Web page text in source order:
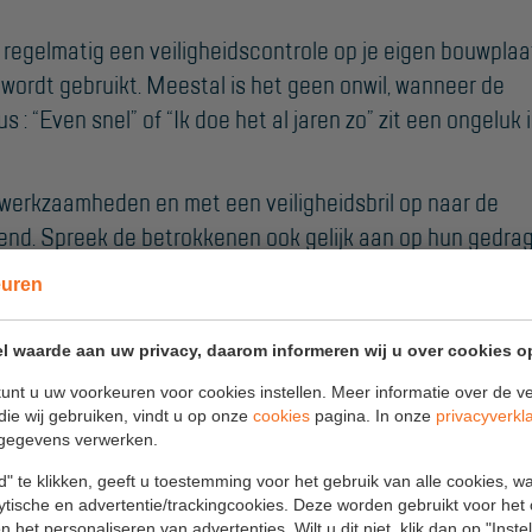
waarde aan uw privacy, daarom informeren wij u over cookies
u uw voorkeuren voor cookies instellen. Meer informatie over de
wij gebruiken, vindt u op onze cookies pagina. In onze
verwerken.
te klikken, geeft u toestemming voor het gebruik van alle cookies,
en advertentie/trackingcookies. Deze worden gebruikt voor het
voorwaarden
Webshop voorwaarden
een veiligheidscontrole op je eigen
gebruikt. Meestal is het geen onwil, wanneer de
snel” of “Ik doe het al jaren zo” zit een ongeluk
en met een veiligheidsbril op naar de
Spreek de betrokkenen ook gelijk aan op hun gedrag
betreft persoonlijk leed, maar ook financieel.
opbouwen en gebruik van een rolsteiger. Voor
om één keer per jaar de kennis en vaardigheden
op te frissen.
toolbox met een praktijktraining, waarbij collega’s